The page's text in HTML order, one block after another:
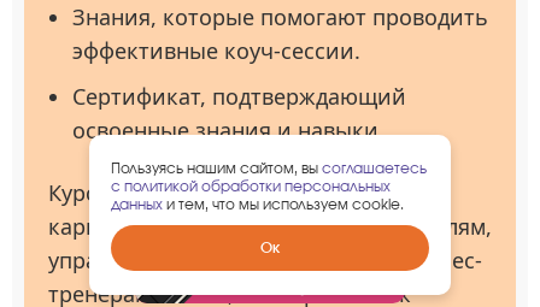
Знания, которые помогают проводить
эффективные коуч-сессии.
Сертификат, подтверждающий
освоенные знания и навыки.
Курс подходит тем, кто хочет начать
карьеру коуча, так и предпринимателям,
управленцам, HR-специалистам, бизнес-
тренерам и всем, кто стремится к
Забрать
гарантированный
Пользуясь нашим сайтом, вы соглашаетесь
с политикой обработки персональных
данных и тем, что мы используем cookie.
Ок